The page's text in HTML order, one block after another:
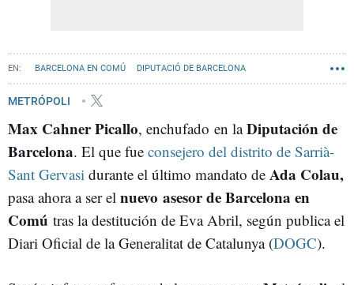
BARCELONA EN COMÚ DIPUTACIÓ DE BARCELONA
METRÓPOLI
Max Cahner Picallo, enchufado en laDiputación de
Barcelona. El que fue consejero del distrito de Sarrià-
Sant Gervasi durante el último mandato de Ada Colau,
pasa ahora a ser el nuevo asesor de Barcelona en
Comú tras la destitución de Eva Abril, según publica el
Diari Oficial de la Generalitat de Catalunya (DOGC).